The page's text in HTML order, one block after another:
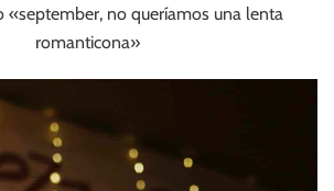
«september, no queríamos una lenta
romanticona»